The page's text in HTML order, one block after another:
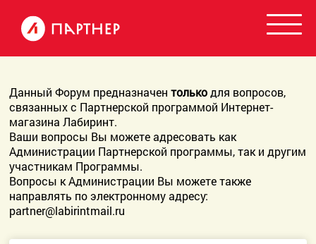
Данный Форум предназначентолькодля вопросов,
связанных с Партнерской программой Интернет-
магазина Лабиринт.
Ваши вопросы Вы можете адресовать как
Администрации Партнерской программы, так и другим
участникам Программы.
Вопросы к Администрации Вы можете также
направлять по электронному адресу:
partner@labirintmail.ru